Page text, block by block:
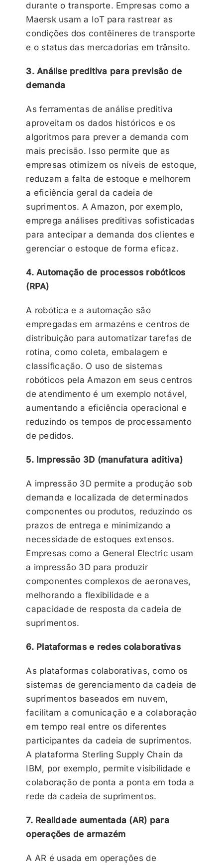
durante o transporte. Empresas como a
Maersk usam a IoT para rastrear as
condições dos contêineres de transporte
e o status das mercadorias em trânsito.
3. Análise preditiva para previsão de
demanda
As ferramentas de análise preditiva
aproveitam os dados históricos e os
algoritmos para prever a demanda com
mais precisão. Isso permite que as
empresas otimizem os níveis de estoque,
reduzam a falta de estoque e melhorem
a eficiência geral da cadeia de
suprimentos. A Amazon, por exemplo,
emprega análises preditivas sofisticadas
para antecipar a demanda dos clientes e
gerenciar o estoque de forma eficaz.
4. Automação de processos robóticos
(RPA)
A robótica e a automação são
empregadas em armazéns e centros de
distribuição para automatizar tarefas de
rotina, como coleta, embalagem e
classificação. O uso de sistemas
robóticos pela Amazon em seus centros
de atendimento é um exemplo notável,
aumentando a eficiência operacional e
reduzindo os tempos de processamento
de pedidos.
5. Impressão 3D (manufatura aditiva)
A impressão 3D permite a produção sob
demanda e localizada de determinados
componentes ou produtos, reduzindo os
prazos de entrega e minimizando a
necessidade de estoques extensos.
Empresas como a General Electric usam
a impressão 3D para produzir
componentes complexos de aeronaves,
melhorando a flexibilidade e a
capacidade de resposta da cadeia de
suprimentos.
6. Plataformas e redes colaborativas
As plataformas colaborativas, como os
sistemas de gerenciamento da cadeia de
suprimentos baseados em nuvem,
facilitam a comunicação e a colaboração
em tempo real entre os diferentes
participantes da cadeia de suprimentos.
A plataforma Sterling Supply Chain da
IBM, por exemplo, permite visibilidade e
colaboração de ponta a ponta em toda a
rede da cadeia de suprimentos.
7. Realidade aumentada (AR) para
operações de armazém
A AR é usada em operações de